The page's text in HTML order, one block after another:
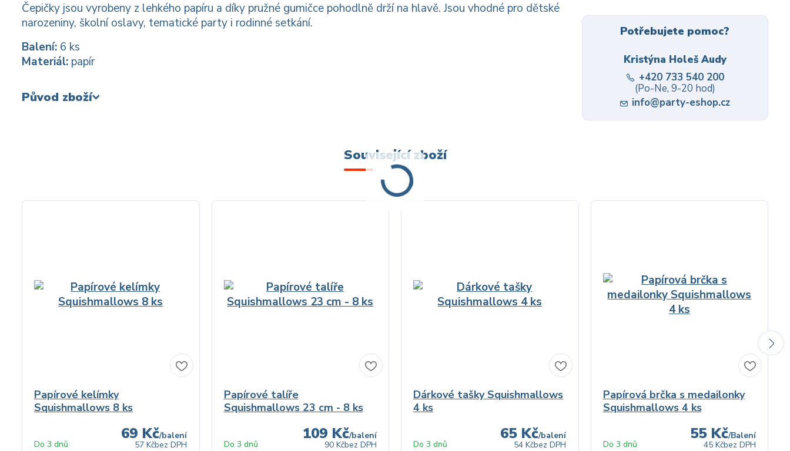
Čepičky jsou vyrobeny z lehkého papíru a díky pružné gumičce pohodlně drží na hlavě. Jsou vhodné pro dětské
narozeniny, školní oslavy, tematické party i rodinné setkání.
Balení: 6 ks
Materiál: papír
Původ zboží
Potřebujete pomoc?
Kristýna Holeš Audy
+420 733 540 200
(Po-Ne, 9-20 hod)
info@party-eshop.cz
Související zboží
Papírové kelímky
Squishmallows 8 ks
69 Kč/balení
57 Kčbez DPH
Do 3 dnů
Papírové talíře
Squishmallows 23 cm - 8 ks
109 Kč/balení
90 Kčbez DPH
Do 3 dnů
Dárkové tašky Squishmallows
4 ks
65 Kč/balení
54 Kčbez DPH
Do 3 dnů
Papírová brčka s medailonky
Squishmallows 4 ks
55 Kč/Balení
45 Kčbez DPH
Do 3 dnů